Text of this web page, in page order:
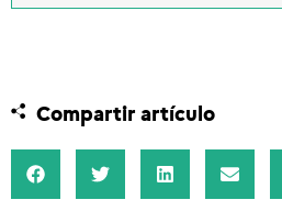
Compartir artículo